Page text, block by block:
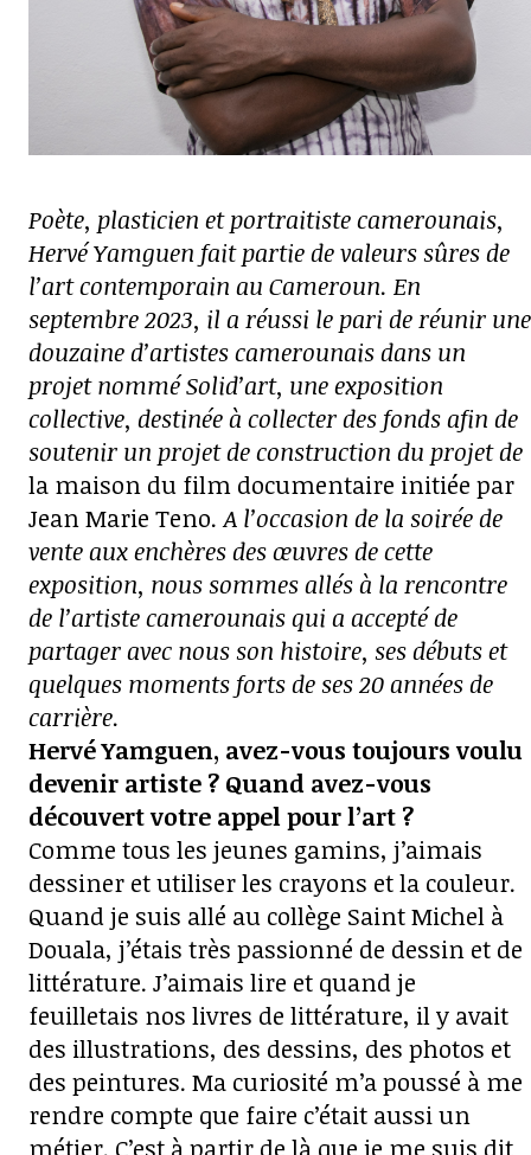
Poète, plasticien et portraitiste camerounais,
Hervé Yamguen fait partie de valeurs sûres de
l’art contemporain au Cameroun. En
septembre 2023, il a réussi le pari de réunir une
douzaine d’artistes camerounais dans un
projet nommé Solid’art, une exposition
collective, destinée à collecter des fonds afin de
soutenir un projet de construction du projet de
la maison du film documentaire initiée par
Jean Marie Teno. A l’occasion de la soirée de
vente aux enchères des œuvres de cette
exposition, nous sommes allés à la rencontre
de l’artiste camerounais qui a accepté de
partager avec nous son histoire, ses débuts et
quelques moments forts de ses 20 années de
carrière.
Hervé Yamguen, avez-vous toujours voulu
devenir artiste ? Quand avez-vous
découvert votre appel pour l’art ?
Comme tous les jeunes gamins, j’aimais
dessiner et utiliser les crayons et la couleur.
Quand je suis allé au collège Saint Michel à
Douala, j’étais très passionné de dessin et de
littérature. J’aimais lire et quand je
feuilletais nos livres de littérature, il y avait
des illustrations, des dessins, des photos et
des peintures. Ma curiosité m’a poussé à me
rendre compte que faire c’était aussi un
métier. C’est à partir de là que je me suis dit